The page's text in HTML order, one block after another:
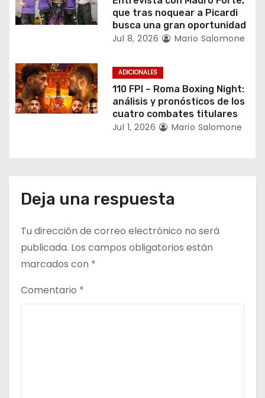
t
a
d
a
que tras noquear a Picardi
busca una gran oportunidad
Jul 8, 2026 Mario Salomone
ADICIONALES
110 FPI – Roma Boxing Night:
análisis y pronósticos de los
cuatro combates titulares
Jul 1, 2026 Mario Salomone
Deja una respuesta
Tu dirección de correo electrónico no será
publicada. Los campos obligatorios están
marcados con *
Comentario *